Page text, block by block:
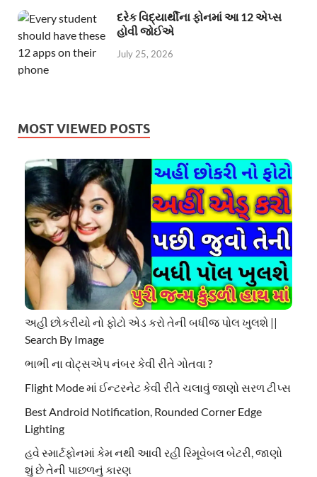
દરેક વિદ્યાર્થીના ફોનમાં આ 12 એપ્સ
હોવી જોઈએ
July 25, 2026
MOST VIEWED POSTS
અહી છોકરીયો નો ફોટો એડ કરો તેની બધીજ પોલ ખુલશે ||
Search By Image
ભાભી ના વોટ્સએપ નંબર કેવી રીતે ગોતવા ?
Flight Mode માં ઈન્ટરનેટ કેવી રીતે ચલાવું જાણો સરળ ટીપ્સ
Best Android Notification, Rounded Corner Edge
Lighting
હવે સ્માર્ટફોનમાં કેમ નથી આવી રહી રિમૂવેબલ બેટરી, જાણો
શું છે તેની પાછળનું કારણ